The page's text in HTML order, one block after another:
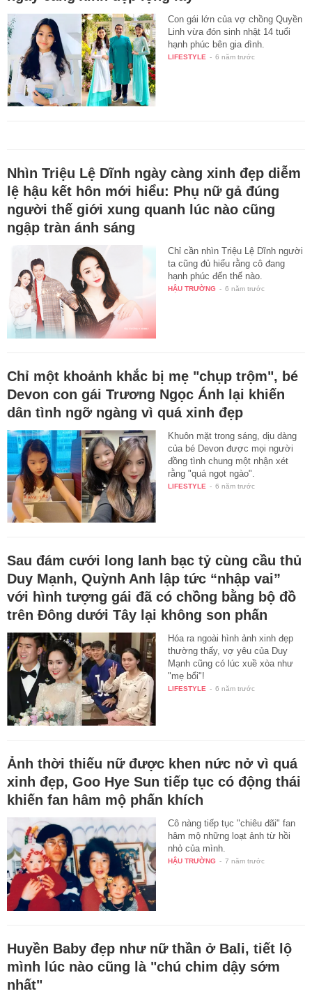
Con gái lớn của vợ chồng Quyền
Linh vừa đón sinh nhật 14 tuổi
hạnh phúc bên gia đình.
LIFESTYLE - 6 năm trước
Nhìn Triệu Lệ Dĩnh ngày càng xinh đẹp diễm
lệ hậu kết hôn mới hiểu: Phụ nữ gả đúng
người thế giới xung quanh lúc nào cũng
ngập tràn ánh sáng
Chỉ cần nhìn Triệu Lệ Dĩnh người
ta cũng đủ hiểu rằng cô đang
hạnh phúc đến thế nào.
HẬU TRƯỜNG - 6 năm trước
Chỉ một khoảnh khắc bị mẹ "chụp trộm", bé
Devon con gái Trương Ngọc Ánh lại khiến
dân tình ngỡ ngàng vì quá xinh đẹp
Khuôn mặt trong sáng, dịu dàng
của bé Devon được mọi người
đồng tình chung một nhận xét
rằng "quá ngọt ngào".
LIFESTYLE - 6 năm trước
Sau đám cưới long lanh bạc tỷ cùng cầu thủ
Duy Mạnh, Quỳnh Anh lập tức “nhập vai”
với hình tượng gái đã có chồng bằng bộ đồ
trên Đông dưới Tây lại không son phấn
Hóa ra ngoài hình ảnh xinh đẹp
thường thấy, vợ yêu của Duy
Mạnh cũng có lúc xuề xòa như
"mẹ bổi"!
LIFESTYLE - 6 năm trước
Ảnh thời thiếu nữ được khen nức nở vì quá
xinh đẹp, Goo Hye Sun tiếp tục có động thái
khiến fan hâm mộ phấn khích
Cô nàng tiếp tục "chiêu đãi" fan
hâm mộ những loạt ảnh từ hồi
nhỏ của mình.
HẬU TRƯỜNG - 7 năm trước
Huyền Baby đẹp như nữ thần ở Bali, tiết lộ
mình lúc nào cũng là "chú chim dậy sớm
nhất"